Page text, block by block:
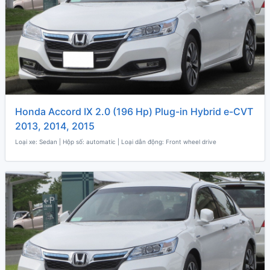
Honda Accord IX 2.0 (196 Hp) Plug-in Hybrid e-CVT
2013, 2014, 2015
Loại xe: Sedan | Hộp số: automatic | Loại dẫn động: Front wheel drive